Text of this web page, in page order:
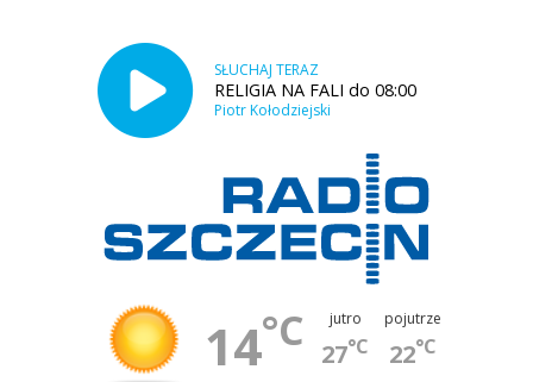
SŁUCHAJ TERAZ
RELIGIA NA FALI do 08:00
Piotr Kołodziejski
14°C jutro
27°C
pojutrze
22°C